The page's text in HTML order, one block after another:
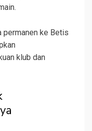
permanen ke Betis
klub dan